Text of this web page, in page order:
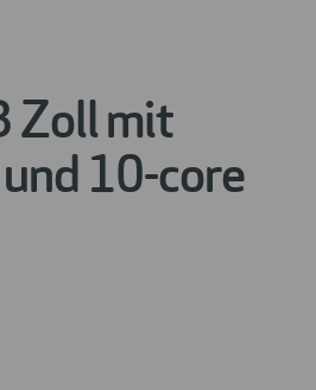
Zoll mit
10-core